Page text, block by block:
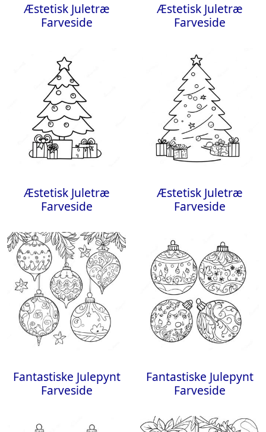
Æstetisk Juletræ
Farveside
Æstetisk Juletræ
Farveside
Æstetisk Juletræ
Farveside
Æstetisk Juletræ
Farveside
Fantastiske Julepynt
Farveside
Fantastiske Julepynt
Farveside